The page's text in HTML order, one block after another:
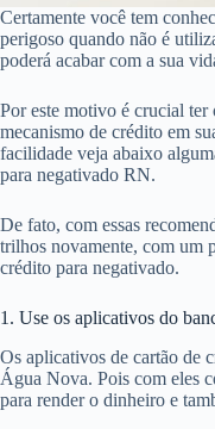
Certamente você tem
perigoso quando não é
poderá acabar com a sua
Por este motivo é crucial ter
mecanismo de crédito em
facilidade veja abaixo
para negativado RN.
De fato, com essas
trilhos novamente, com um
crédito para negativado.
1. Use os aplicativos do
Os aplicativos de cartão de
Água Nova. Pois com eles
para render o dinheiro e